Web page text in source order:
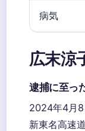
病気
広末涼
逮捕に至っ
2024年4月8
新東名高速